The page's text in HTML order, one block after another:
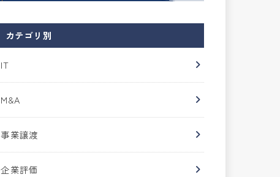
カテゴリ別
IT
M&A
事業譲渡
企業評価